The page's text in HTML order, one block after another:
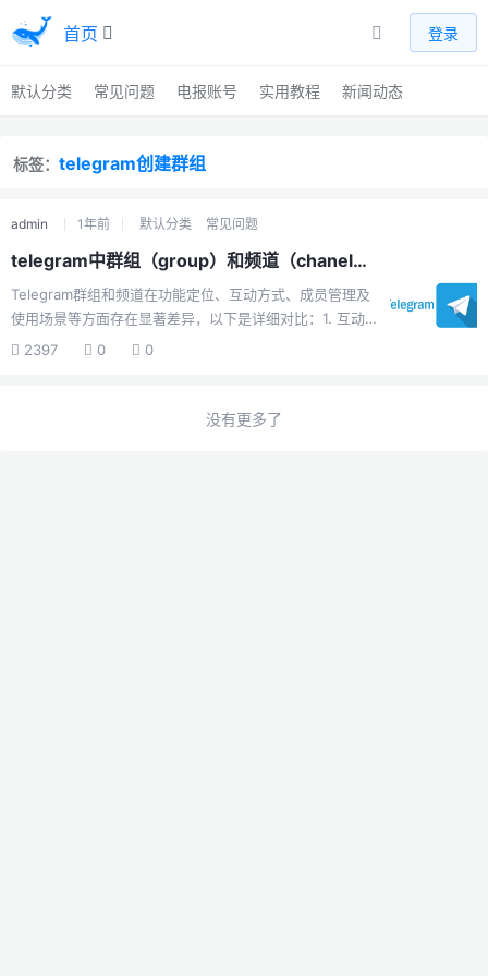
首页 登录
默认分类 常见问题 电报账号 实用教程 新闻动态
标签： telegram创建群组
admin 1年前 默认分类 常见问题
telegram中群组（group）和频道（chanel）有什么区别？
Telegram群组和频道在功能定位、互动方式、成员管理及
使用场景等方面存在显著差异，以下是详细对比：1. 互动
性群组：支持双向交流，所有成员均可发送消息、分享文
向广播，只有管理员或授权用户可发布内容，订阅者仅能
2397 0 0
没有更多了